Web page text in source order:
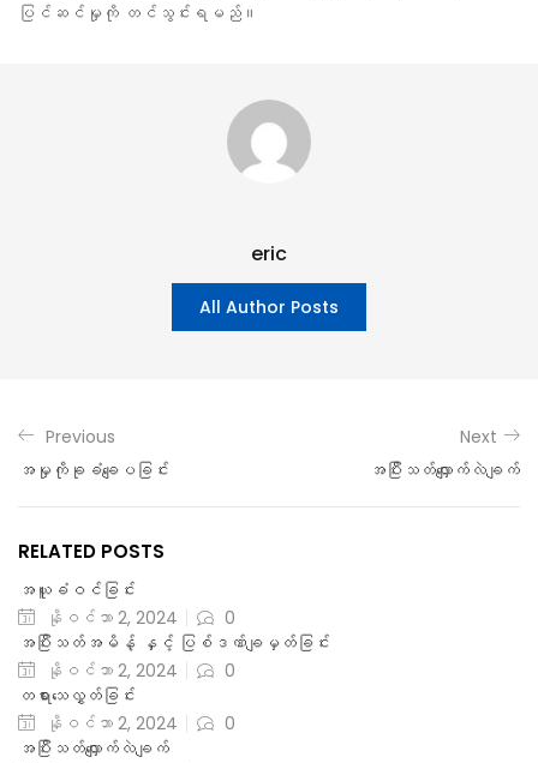
ပြင်ဆင်မှုကို တင်သွင်းရမည်။
eric
All Author Posts
Previous
အမှုကိုခုခံချေပခြင်း
Next
အပြီးသတ်လျှောက်လဲချက်
RELATED POSTS
အယူခံဝင်ခြင်း
နိုဝင်ဘာ 2, 2024
0
အပြီးသတ်အမိန့် နှင့် ပြစ်ဒဏ်ချမှတ်ခြင်း
နိုဝင်ဘာ 2, 2024
0
တရားသေလွှတ်ခြင်း
နိုဝင်ဘာ 2, 2024
0
အပြီးသတ်လျှောက်လဲချက်